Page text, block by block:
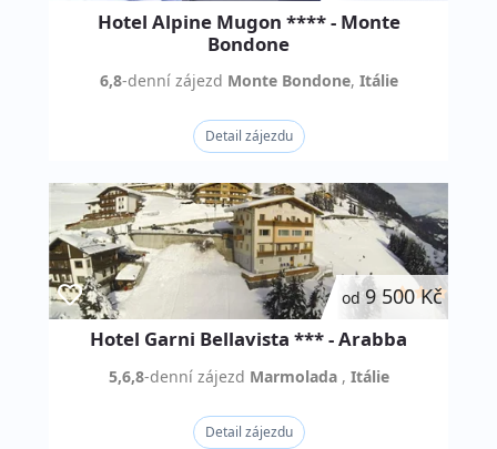
Hotel Alpine Mugon **** - Monte
Bondone
6,8-dennízájezd Monte Bondone, Itálie
Detail zájezdu
od9 500 Kč
Hotel Garni Bellavista *** - Arabba
5,6,8-dennízájezd Marmolada , Itálie
Detail zájezdu